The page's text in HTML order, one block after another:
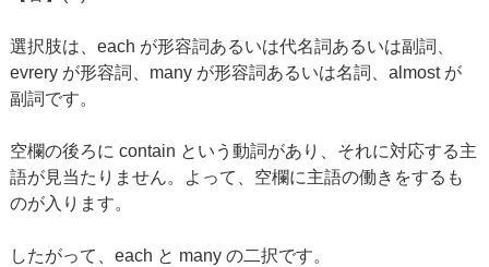
選択肢は、each が形容詞あるいは代名詞あるいは副詞、
evrery が形容詞、many が形容詞あるいは名詞、almost が
副詞です。
空欄の後ろに contain という動詞があり、それに対応する主
語が見当たりません。よって、空欄に主語の働きをするも
のが入ります。
したがって、each と many の二択です。